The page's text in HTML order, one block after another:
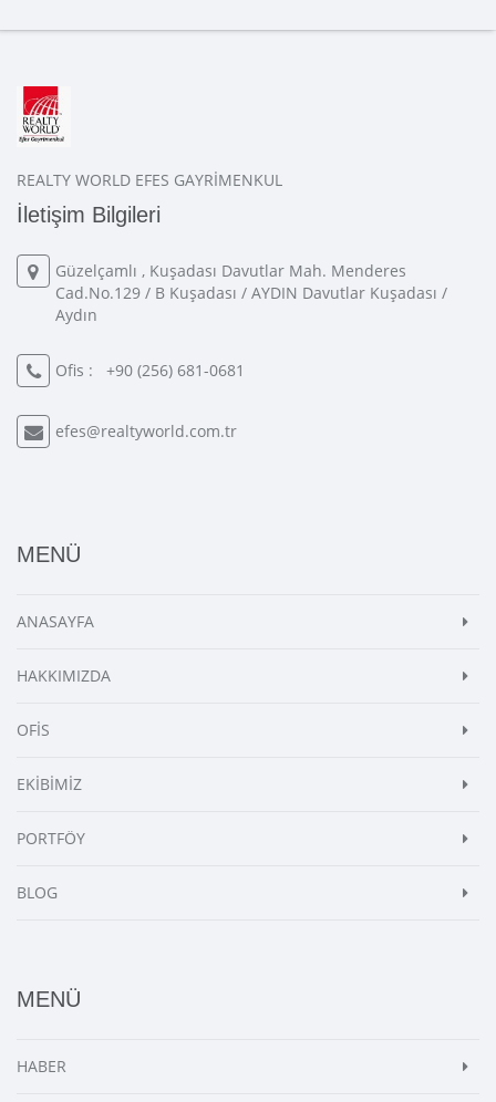
REALTY WORLD EFES GAYRİMENKUL
İletişim Bilgileri
Güzelçamlı , Kuşadası Davutlar Mah. Menderes
Cad.No.129 / B Kuşadası / AYDIN Davutlar Kuşadası /
Aydın
Ofis : +90 (256) 681-0681
efes@realtyworld.com.tr
MENÜ
ANASAYFA
HAKKIMIZDA
OFİS
EKİBİMİZ
PORTFÖY
BLOG
MENÜ
HABER